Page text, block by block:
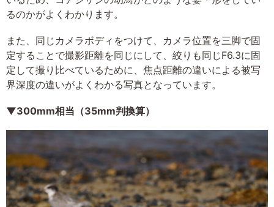
るのかがよくわかります。
また、同じカメラボディをつけて、カメラ位置を三脚で固
定することで撮影距離を同じにして、絞りも同じF6.3に固
定して撮り比べているために、焦点距離の違いによる被写
界深度の違いがよくわかる写真となっています。
▼300mm相当（35mm判換算）